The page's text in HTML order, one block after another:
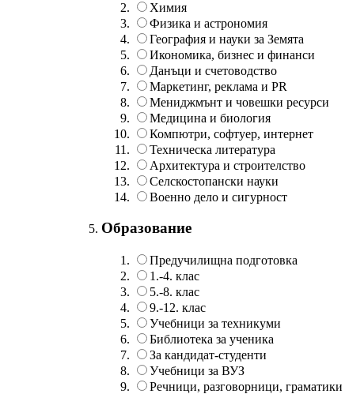
Химия
Физика и астрономия
География и науки за Земята
Икономика, бизнес и финанси
Данъци и счетоводство
Маркетинг, реклама и PR
Мениджмънт и човешки ресурси
Медицина и биология
Компютри, софтуер, интернет
Техническа литература
Архитектура и строителство
Селскостопански науки
Военно дело и сигурност
Образование
Предучилищна подготовка
1.-4. клас
5.-8. клас
9.-12. клас
Учебници за техникуми
Библиотека за ученика
За кандидат-студенти
Учебници за ВУЗ
Речници, разговорници, граматики